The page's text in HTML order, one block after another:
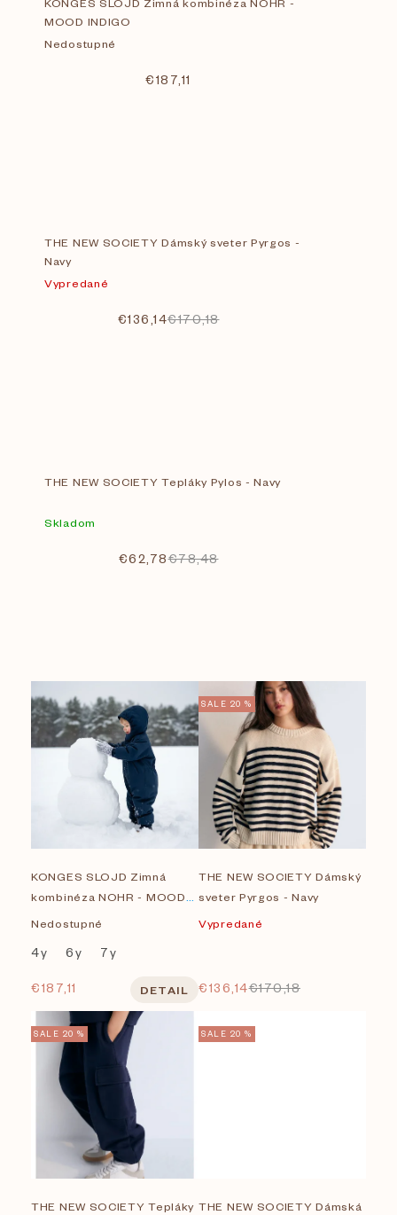
MOOD INDIGO
Nedostupné
€187,11
THE NEW SOCIETY Dámský sveter Pyrgos -
Navy
Vypredané
€136,14€170,18
THE NEW SOCIETY Tepláky Pylos - Navy
Skladom
€62,78€78,48
€8
Značky
HVID
Konges Slojd
LIEWOOD
MAILEG
THE NEW SOCIETY
Zobrazených položiek:
V
ý
s
p
o
d
u
v
KONGES SLOJD Zimná
kombinéza NOHR - MOOD
Nedostupné
4y 6y 7y
€187,11 DETAIL
SALE 20 %
THE NEW SOCIETY Dámský
sveter Pyrgos - Navy
Vypredané
€136,14€170,18
SALE 20 %
THE NEW SOCIETY Tepláky
SALE 20 %
THE NEW SOCIETY Dámská